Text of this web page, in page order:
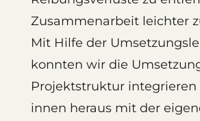
Zusammenarbeit leichter
Mit Hilfe der
konnten wir die
Projektstruktur integrieren
innen heraus mit der